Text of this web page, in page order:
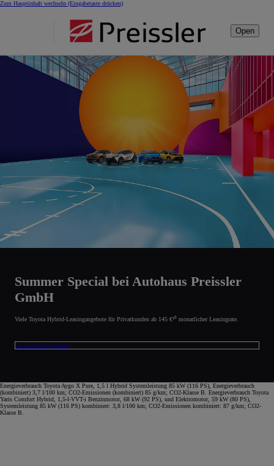
Zum Hauptinhalt wechseln (Eingabetaste drücken)
Open
Summer Special bei Autohaus Preissler
GmbH
Viele Toyota Hybrid-Leasingangebote für Privatkunden ab 145 €¹⁰ monatlicher Leasingrate.
Zu unseren Angeboten
Energieverbrauch Toyota Aygo X Pure, 1,5 l Hybrid Systemleistung 85 kW (116 PS), Energieverbrauch
(kombiniert) 3,7 l/100 km; CO2-Emissionen (kombiniert) 85 g/km; CO2-Klasse B. Energieverbrauch Toyota
Yaris Comfort Hybrid, 1,5-l-VVT-i Benzinmotor, 68 kW (92 PS), und Elektromotor, 59 kW (80 PS),
Systemleistung 85 kW (116 PS) kombiniert: 3,8 l/100 km; CO2-Emissionen kombiniert: 87 g/km; CO2-
Klasse B.